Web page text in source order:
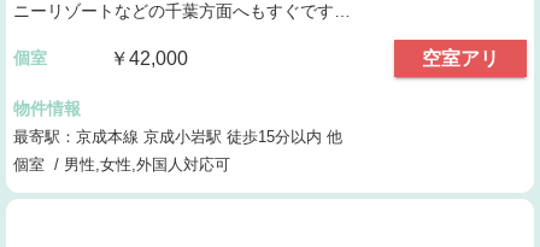
ニーリゾートなどの千葉方面へもすぐです…
個室 ￥42,000 空室アリ
物件情報
最寄駅：京成本線 京成小岩駅 徒歩15分以内 他
個室 / 男性,女性,外国人対応可